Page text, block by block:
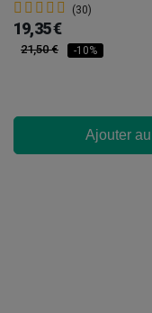
(30)
19,35 €
21,50 € -10%
Ajouter